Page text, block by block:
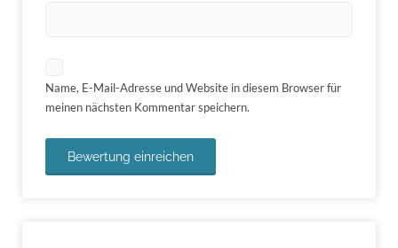
Name, E-Mail-Adresse und Website in diesem Browser für
meinen nächsten Kommentar speichern.